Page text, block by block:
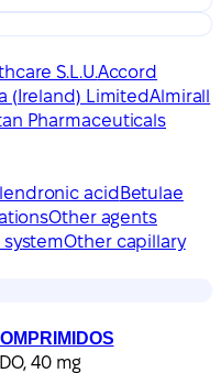
S.L.U.Accord
(Ireland) LimitedAlmirall
Pharmaceuticals
acid Betulae
Other agents
Other capillary
40 mg